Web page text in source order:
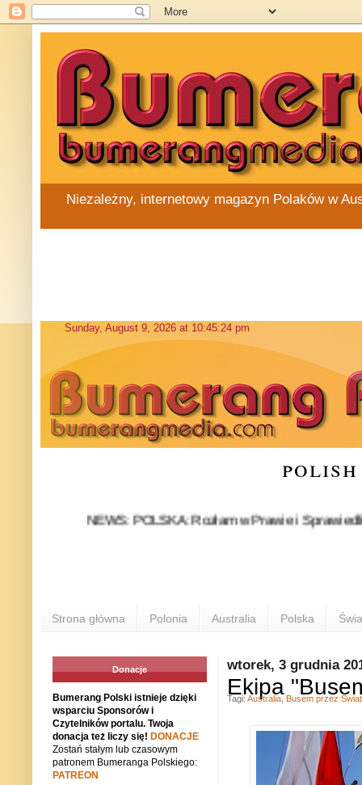
Niezależny, internetowy magazyn Polaków w
NEWS: POLSKA: Rozłam w Prawie i
Strona główna Polonia Australia Polska
wtorek, 3 grudnia
Ekipa
Tagi: Australia Busem przez Świat
Donacje
Bumerang Polski istnieje dzięki
wsparciu Sponsorów i
Czytelników portalu. Twoja
donacja też liczy się! DONACJE
Zostań stałym lub czasowym
patronem Bumeranga Polskiego:
PATREON